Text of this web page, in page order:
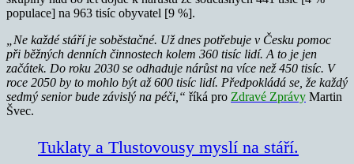
populace] na 963 tisíc obyvatel [9 %].
„Ne každé stáří je soběstačné. Už dnes potřebuje v Česku pomoc
při běžných denních činnostech kolem 360 tisíc lidí. A to je jen
začátek. Do roku 2030 se odhaduje nárůst na více než 450 tisíc. V
roce 2050 by to mohlo být až 600 tisíc lidí. Předpokládá se, že každý
sedmý senior bude závislý na péči,“ říká pro Zdravé Zprávy Martin
Švec.
Tuklaty a Tlustovousy myslí na stáří.